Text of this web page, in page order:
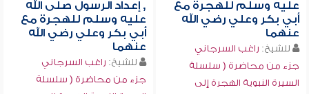
عليه وسلم للهجرة مع
أبي بكر وعلي رضي الله
عنهما
للشيخ: راغب السرجاني
جزء من محاضرة ( سلسلة
السيرة النبوية الهجرة إلى
, إعداد الرسول صلى الله
عليه وسلم للهجرة مع
أبي بكر وعلي رضي الله
عنهما
للشيخ: راغب السرجاني
جزء من محاضرة ( سلسلة